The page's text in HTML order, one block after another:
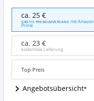
Das
original
HappyPo
Kids
Bidet
als
popodusche
Angebote:
Wo
ist
ca. 25 €
GRATIS PREMIUMVERSAND mit Amazon
Prime
ca. 23 €
kostenlose Lieferung
Top Preis
Angebotsübersicht